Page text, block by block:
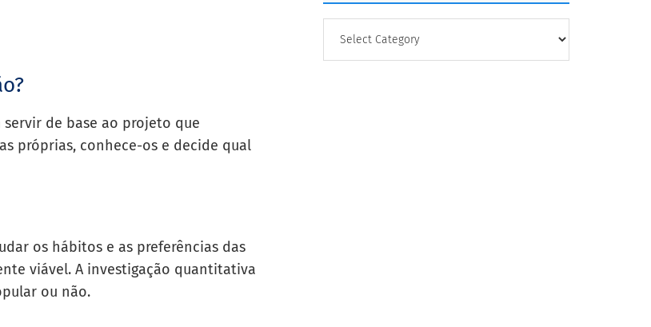
de base ao projeto que
próprias, conhece-os e decide qual
os hábitos e as preferências das
viável. A investigação quantitativa
ou não.
TÓPICOS